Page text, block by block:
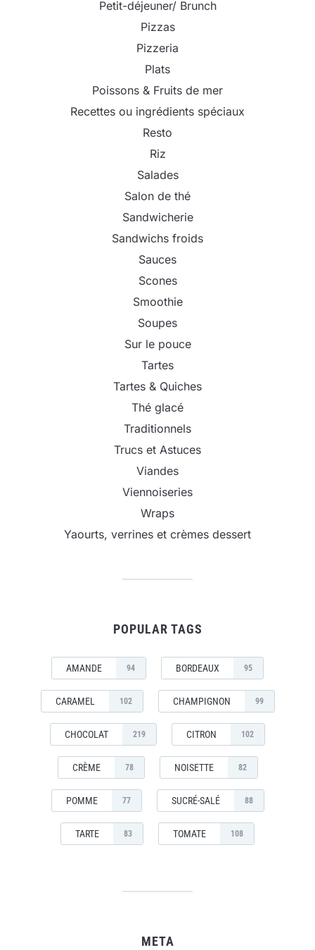
Petit-déjeuner/ Brunch
Pizzas
Pizzeria
Plats
Poissons & Fruits de mer
Recettes ou ingrédients spéciaux
Resto
Riz
Salades
Salon de thé
Sandwicherie
Sandwichs froids
Sauces
Scones
Smoothie
Soupes
Sur le pouce
Tartes
Tartes & Quiches
Thé glacé
Traditionnels
Trucs et Astuces
Viandes
Viennoiseries
Wraps
Yaourts, verrines et crèmes dessert
POPULAR TAGS
AMANDE 94 BORDEAUX 95
CARAMEL 102 CHAMPIGNON 99
CHOCOLAT 219 CITRON 102
CRÈME 78 NOISETTE 82
POMME 77 SUCRÉ-SALÉ 88
TARTE 83 TOMATE 108
META